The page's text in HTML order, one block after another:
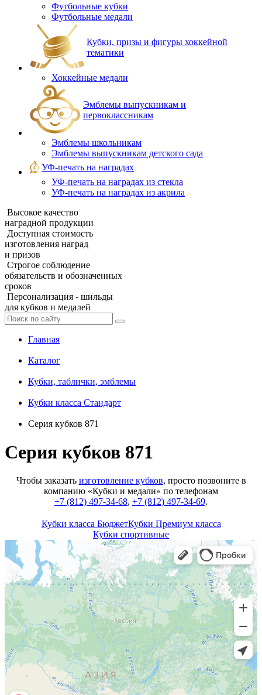
Футбольные кубки
Футбольные медали
Кубки, призы и фигуры хоккейной
тематики
Хоккейные медали
Эмблемы выпускникам и
первоклассникам
Эмблемы школьникам
Эмблемы выпускникам детского сада
УФ-печать на наградах
УФ‑печать на наградах из стекла
УФ-печать на наградах из акрила
Высокое качество
наградной продукции
Доступная стоимость
изготовления наград
и призов
Строгое соблюдение
обязательств и обозначенных
сроков
Персонализация - шильды
для кубков и медалей
Главная
Каталог
Кубки, таблички, эмблемы
Кубки класса Стандарт
Серия кубков 871
Серия кубков 871
Чтобы заказать изготовление кубков, просто позвоните в
компанию «Кубки и медали» по телефонам
+7 (812) 497-34-68, +7 (812) 497-34-69.
Кубки класса БюджетКубки Премиум класса
Кубки спортивные